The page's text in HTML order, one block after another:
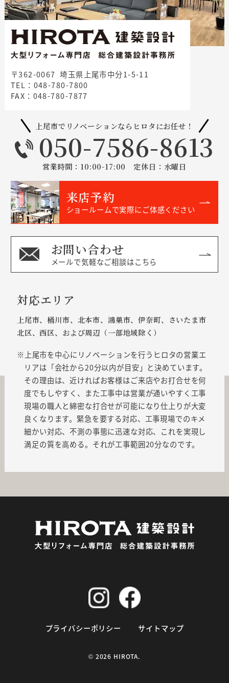
〒362-0067 埼玉県上尾市中分1-5-11
TEL：048-780-7800
FAX：048-780-7877
上尾市でリノベーションならヒロタにお任せ！
050-7586-8613
営業時間：10:00-17:00 定休日：水曜日
来店予約
ショールームで実際にご体感ください
お問い合わせ
メールで気軽なご相談はこちら
対応エリア
上尾市、桶川市、北本市、鴻巣市、伊奈町、さいたま市
北区、西区、および周辺（一部地域除く）
上尾市を中心にリノベーションを行うヒロタの営業エ
リアは「会社から20分以内が目安」と決めています。
その理由は、近ければお客様はご来店やお打合せを何
度でもしやすく、また工事中は営業が通いやすく工事
現場の職人と綿密な打合せが可能になり仕上りが大変
良くなります。緊急を要する対応、工事現場でのキメ
細かい対応、不測の事態に迅速な対応、これを実現し
満足の質を高める。それが工事範囲20分なのです。
プライバシーポリシー サイトマップ
© 2026 HIROTA.